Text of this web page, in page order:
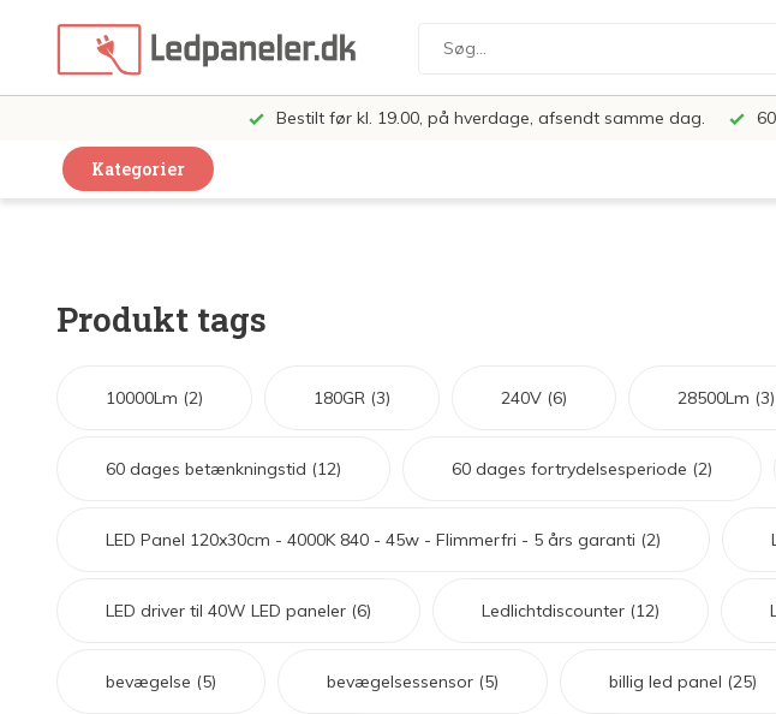
Bestilt før kl. 19.00, på hverdage, afsendt samme dag.
Kategorier
LED Loft og Væglamper
LED Armatur Komplet
LED Lysstofrør
LED Udendørsbelysning
Produkt tags
10000Lm (2) 180GR (3) 240V (6) 28500Lm (3)
60 dages betænkningstid (12) 60 dages fortrydelsesperiode (2)
LED Panel 120x30cm - 4000K 840 - 45w - Flimmerfri - 5 års garanti (2)
LED driver til 40W LED paneler (6) Ledlichtdiscounter (12)
bevægelse (5) bevægelsessensor (5) billig led panel (25)